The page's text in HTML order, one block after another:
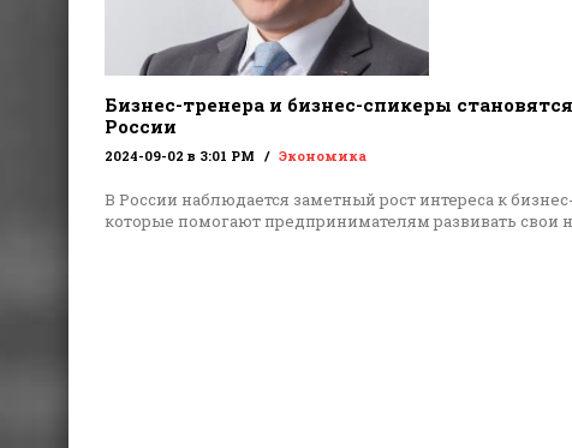
Бизнес-тренера и бизнес-спикеры
России
2024-09-02 в 3:01 PM Экономика
В России наблюдается заметный рост интереса к
которые помогают предпринимателям развивать свои